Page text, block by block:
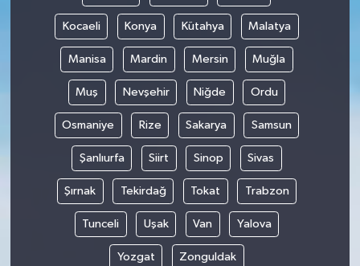
Kocaeli Konya Kütahya Malatya
Manisa Mardin Mersin Muğla
Muş Nevşehir Niğde Ordu
Osmaniye Rize Sakarya Samsun
Şanlıurfa Siirt Sinop Sivas
Şırnak Tekirdağ Tokat Trabzon
Tunceli Uşak Van Yalova
Yozgat Zonguldak